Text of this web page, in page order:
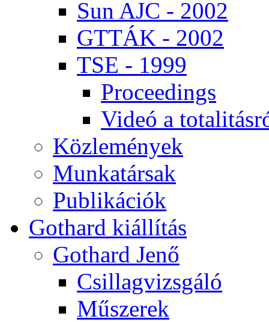
Sun AJC - 2002
GT­TÁK - 2002
TSE - 1999
Pro­ce­e­dings
Vi­deó a
Köz­le­mé­nyek
Mun­ka­tár­sak
Pub­li­ká­ci­ók
Got­hard ki­ál­lí­tás
Got­hard Je­nő
Csil­lag­vizs­gá­ló
Mű­sze­rek